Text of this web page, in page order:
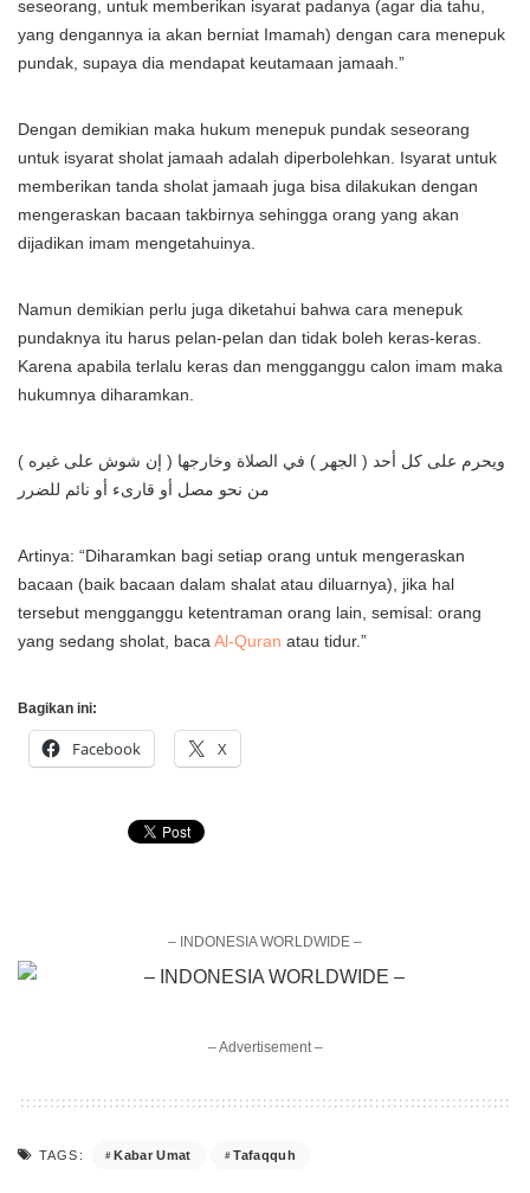
seseorang, untuk memberikan isyarat padanya (agar dia tahu,
yang dengannya ia akan berniat Imamah) dengan cara menepuk
pundak, supaya dia mendapat keutamaan jamaah.”
Dengan demikian maka hukum menepuk pundak seseorang
untuk isyarat sholat jamaah adalah diperbolehkan. Isyarat untuk
memberikan tanda sholat jamaah juga bisa dilakukan dengan
mengeraskan bacaan takbirnya sehingga orang yang akan
dijadikan imam mengetahuinya.
Namun demikian perlu juga diketahui bahwa cara menepuk
pundaknya itu harus pelan-pelan dan tidak boleh keras-keras.
Karena apabila terlalu keras dan mengganggu calon imam maka
hukumnya diharamkan.
ويحرم على كل أحد ( الجهر ) في الصلاة وخارجها ( إن شوش على غيره )
من نحو مصل أو قارىء أو نائم للضرر
Artinya: “Diharamkan bagi setiap orang untuk mengeraskan
bacaan (baik bacaan dalam shalat atau diluarnya), jika hal
tersebut mengganggu ketentraman orang lain, semisal: orang
yang sedang sholat, baca Al-Quran atau tidur.”
Bagikan ini:
Facebook X
– INDONESIA WORLDWIDE –
– Advertisement –
TAGS: Kabar Umat Tafaqquh